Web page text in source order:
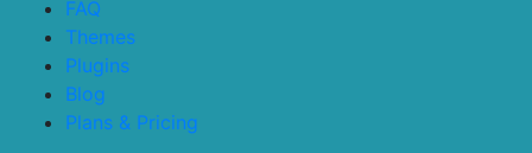
FAQ
Themes
Plugins
Blog
Plans & Pricing